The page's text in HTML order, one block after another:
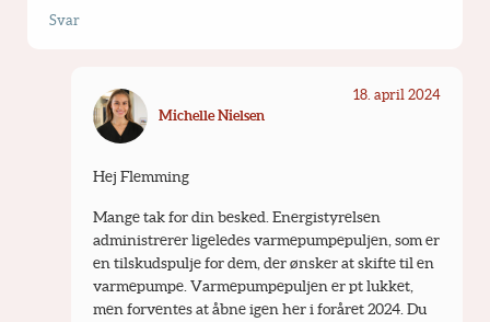
Svar
Michelle Nielsen
18. april 2024
Hej Flemming
Mange tak for din besked. Energistyrelsen
administrerer ligeledes varmepumpepuljen, som er
en tilskudspulje for dem, der ønsker at skifte til en
varmepumpe. Varmepumpepuljen er pt lukket,
men forventes at åbne igen her i foråret 2024. Du